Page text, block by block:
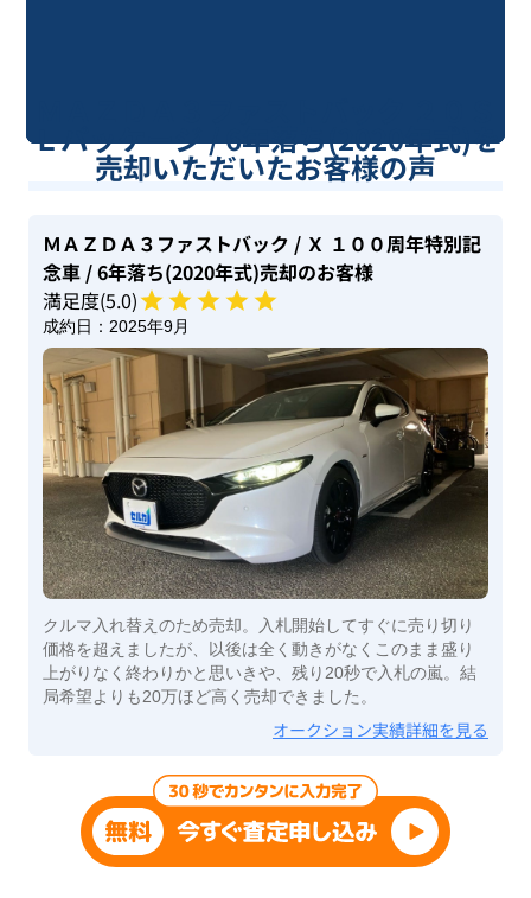
Ｌパッケージ / 6年落ち(2020年式)を
売却いただいたお客様の声
ＭＡＺＤＡ３ファストバック / Ｘ １００周年特別記
念車 / 6年落ち(2020年式)売却のお客様
満足度(5.0)
成約日： 2025年9月
クルマ入れ替えのため売却。入札開始してすぐに売り切り
価格を超えましたが、以後は全く動きがなくこのまま盛り
上がりなく終わりかと思いきや、残り20秒で入札の嵐。結
局希望よりも20万ほど高く売却できました。
オークション実績詳細を見る